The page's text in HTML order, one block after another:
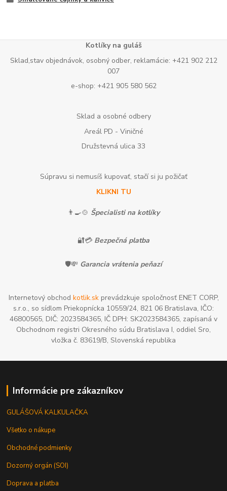
Kotlíky na guláš
Sklad,stav objednávok, osobný odber, reklamácie: +421 902 212
007
e-shop: +421 905 580 562
Sklad a osobné odbery
Areál PD - Viničné
Družstevná ulica 33
Súpravu si nemusíš kupovať, stačí si ju požičať
KLIKNI TU
👨‍🍳🍲 Špecialisti na kotlíky
🔐💳 Bezpečná platba
🛡️💸 Garancia vrátenia peňazí
Internetový obchod kotlik.skprevádzkuje spoločnosť ENET CORP,
s.r.o., so sídlom Priekopnícka 10559/24, 821 06 Bratislava, IČO:
46800565, DIČ: 2023584365, IČ DPH: SK2023584365, zapísaná v
Obchodnom registri Okresného súdu Bratislava I, oddiel Sro,
vložka č. 83619/B, Slovenská republika
Informácie pre zákazníkov
GULÁŠOVÁ KALKULAČKA
Všetko o nákupe
Obchodné podmienky
Dozorný orgán (SOI)
Doprava a platba